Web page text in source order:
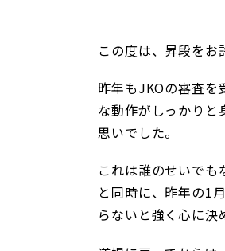
この度は、昇段をお
昨年もJKOの審査を
な動作がしっかりと
思いでした。
これは誰のせいでも
と同時に、昨年の1
らないと強く心に決